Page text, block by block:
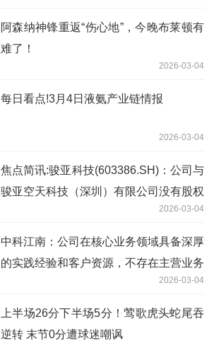
阿森纳神锋重返“伤心地”，今晚布莱顿有
难了！
2026-03-04
每日看点!3月4日液氨产业链情报
2026-03-04
焦点简讯:骏亚科技(603386.SH)：公司与
骏亚空天科技（深圳）有限公司没有股权
2026-03-04
中科江南：公司在核心业务领域具备深厚
的实践经验和客户资源，不存在主营业务
2026-03-04
上半场26分下半场5分！莺歌虎头蛇尾吞
逆转 末节0分遭球迷嘲讽